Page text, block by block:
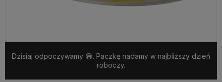
Dzisiaj odpoczywamy 😅. Paczkę nadamy w najbliższy dzień
roboczy.